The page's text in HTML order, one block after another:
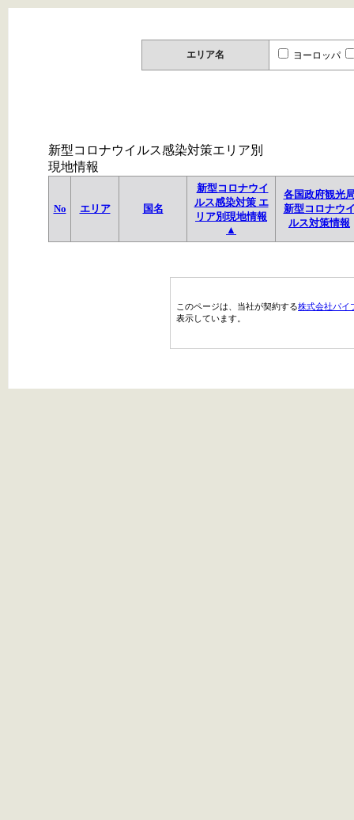
エリア名 ヨーロッパ
新型コロナウイルス感染対策エリア別
現地情報
No エリア 国名
新型コロナウイ
ルス感染対策 エ
リア別現地情報
▲
各国政府観光
新型コロナウ
ルス対策情報
このページは、当社が契約する株式会社パイ
表示しています。